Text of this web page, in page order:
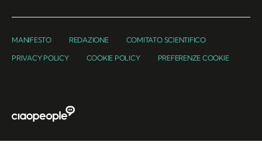
MANIFESTO REDAZIONE COMITATO SCIENTIFICO
PRIVACY POLICY COOKIE POLICY PREFERENZE COOKIE